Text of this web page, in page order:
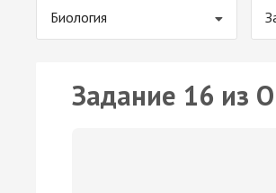
Биология
Задание 16 из